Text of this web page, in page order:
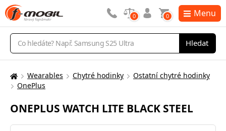
Vyhledávání
Hledat
0 0 Menu
Zde
nacházíte:
Wearables Chytré hodinky
Ostatní chytré hodinky
OnePlus
ONEPLUS WATCH LITE BLACK STEEL